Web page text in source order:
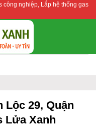
công nghiệp, Lắp hệ thống gas
29, Quận
Lửa Xanh